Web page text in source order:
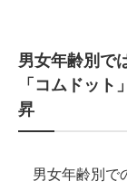
男女年齢別で
「コムドッ
昇
男女年齢別で